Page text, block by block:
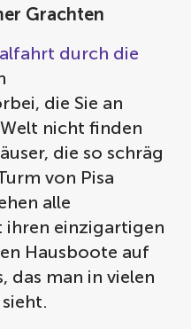
Grachten
durch die
die Sie an
nicht finden
die so schräg
von Pisa
alle
ihren einzigartigen
Hausboote auf
das man in vielen